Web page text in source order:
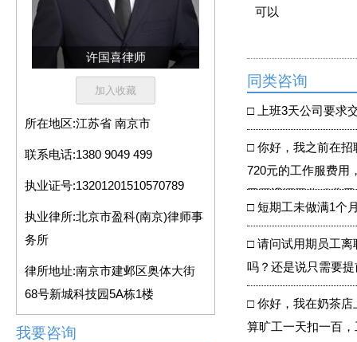
许国喜律师
所在地区:江苏省 南京市
联系电话:1380 9049 499
执业证号:13201201510570789
执业律所:北京市盈科(南京)律师事
务所
律所地址:南京市建邺区奥体大街
68号新城科技园5A栋1楼
我要咨询
可以
同类咨询
□ 上班3天公司要求
□ 你好，我之前在
720元的工作服费用
司不退还工作服费
□ 短期工未做满1个
□ 请问试用期员工
吗？还是说只需要
□ 你好，我在奶茶
算旷工一天扣一百